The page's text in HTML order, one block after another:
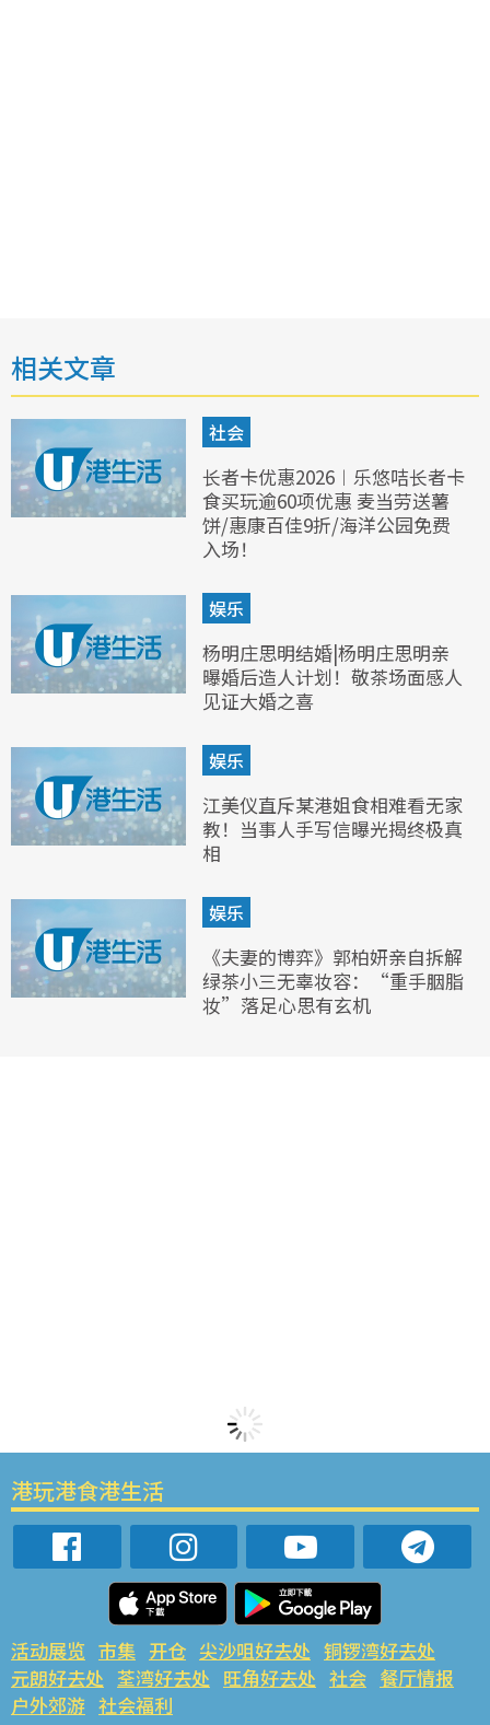
相关文章
社会
长者卡优惠2026︱乐悠咭长者卡
食买玩逾60项优惠 麦当劳送薯
饼/惠康百佳9折/海洋公园免费
入场！
娱乐
杨明庄思明结婚|杨明庄思明亲
曝婚后造人计划！敬茶场面感人
见证大婚之喜
娱乐
江美仪直斥某港姐食相难看无家
教！当事人手写信曝光揭终极真
相
娱乐
《夫妻的博弈》郭柏妍亲自拆解
绿茶小三无辜妆容：“重手胭脂
妆”落足心思有玄机
港玩港食港生活
活动展览 市集 开仓 尖沙咀好去处 铜锣湾好去处
元朗好去处 荃湾好去处 旺角好去处 社会 餐厅情报
户外郊游 社会福利